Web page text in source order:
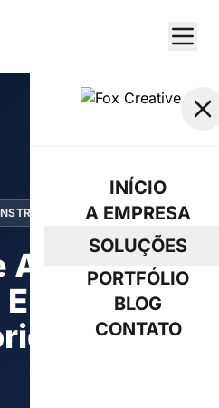
INÍCIO
A EMPRESA
SOLUÇÕES
PORTFÓLIO
BLOG
CONTATO
CIVIL
Arte de
e